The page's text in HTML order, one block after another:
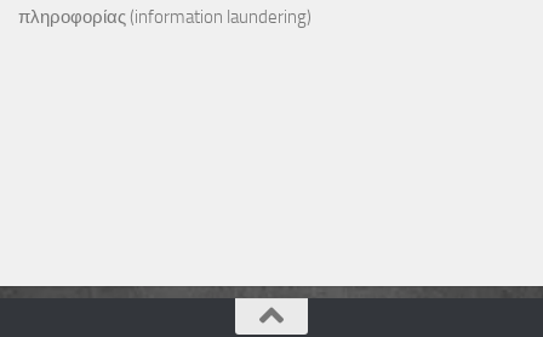
πληροφορίας (information laundering)